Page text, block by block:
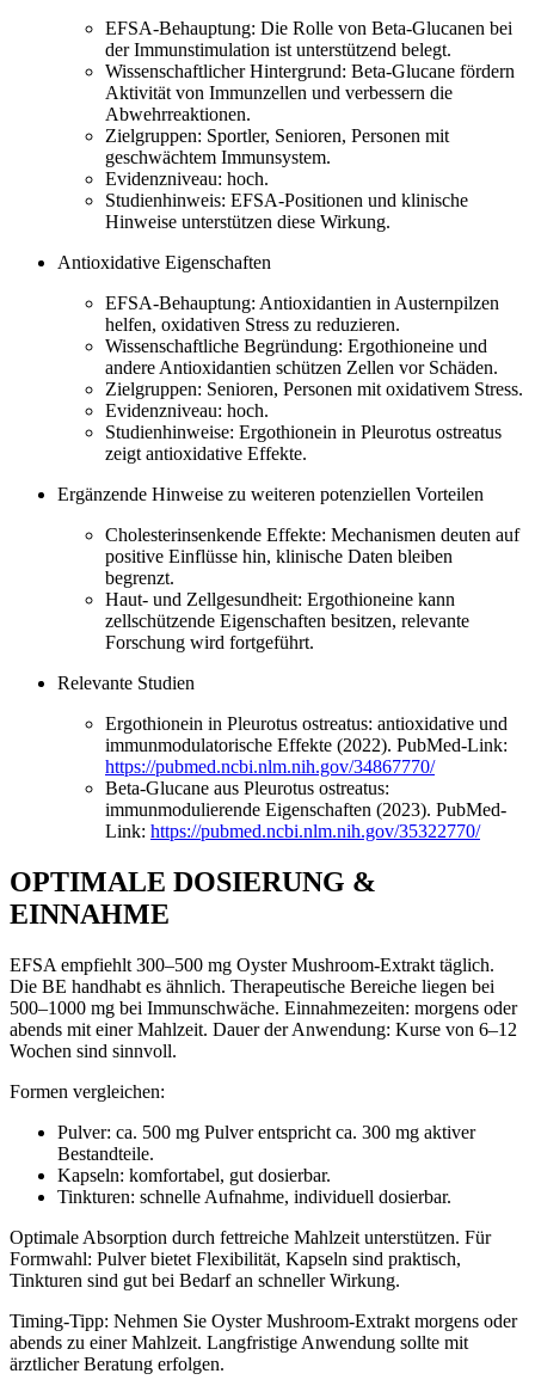
EFSA-Behauptung: Die Rolle von Beta-Glucanen bei
der Immunstimulation ist unterstützend belegt.
Wissenschaftlicher Hintergrund: Beta-Glucane fördern
Aktivität von Immunzellen und verbessern die
Abwehrreaktionen.
Zielgruppen: Sportler, Senioren, Personen mit
geschwächtem Immunsystem.
Evidenzniveau: hoch.
Studienhinweis: EFSA-Positionen und klinische
Hinweise unterstützen diese Wirkung.
Antioxidative Eigenschaften
EFSA-Behauptung: Antioxidantien in Austernpilzen
helfen, oxidativen Stress zu reduzieren.
Wissenschaftliche Begründung: Ergothioneine und
andere Antioxidantien schützen Zellen vor Schäden.
Zielgruppen: Senioren, Personen mit oxidativem Stress.
Evidenzniveau: hoch.
Studienhinweise: Ergothionein in Pleurotus ostreatus
zeigt antioxidative Effekte.
Ergänzende Hinweise zu weiteren potenziellen Vorteilen
Cholesterinsenkende Effekte: Mechanismen deuten auf
positive Einflüsse hin, klinische Daten bleiben
begrenzt.
Haut- und Zellgesundheit: Ergothioneine kann
zellschützende Eigenschaften besitzen, relevante
Forschung wird fortgeführt.
Relevante Studien
Ergothionein in Pleurotus ostreatus: antioxidative und
immunmodulatorische Effekte (2022). PubMed-Link:
https://pubmed.ncbi.nlm.nih.gov/34867770/
Beta-Glucane aus Pleurotus ostreatus:
immunmodulierende Eigenschaften (2023). PubMed-
Link: https://pubmed.ncbi.nlm.nih.gov/35322770/
OPTIMALE DOSIERUNG &
EINNAHME
EFSA empfiehlt 300–500 mg Oyster Mushroom-Extrakt täglich.
Die BE handhabt es ähnlich. Therapeutische Bereiche liegen bei
500–1000 mg bei Immunschwäche. Einnahmezeiten: morgens oder
abends mit einer Mahlzeit. Dauer der Anwendung: Kurse von 6–12
Wochen sind sinnvoll.
Formen vergleichen:
Pulver: ca. 500 mg Pulver entspricht ca. 300 mg aktiver
Bestandteile.
Kapseln: komfortabel, gut dosierbar.
Tinkturen: schnelle Aufnahme, individuell dosierbar.
Optimale Absorption durch fettreiche Mahlzeit unterstützen. Für
Formwahl: Pulver bietet Flexibilität, Kapseln sind praktisch,
Tinkturen sind gut bei Bedarf an schneller Wirkung.
Timing-Tipp: Nehmen Sie Oyster Mushroom-Extrakt morgens oder
abends zu einer Mahlzeit. Langfristige Anwendung sollte mit
ärztlicher Beratung erfolgen.